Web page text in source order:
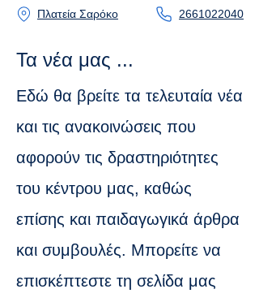
Πλατεία Σαρόκο 2661022040
Τα νέα μας ...
Εδώ θα βρείτε τα τελευταία νέα
και τις ανακοινώσεις που
αφορούν τις δραστηριότητες
του κέντρου μας, καθώς
επίσης και παιδαγωγικά άρθρα
και συμβουλές. Μπορείτε να
επισκέπτεστε τη σελίδα μας